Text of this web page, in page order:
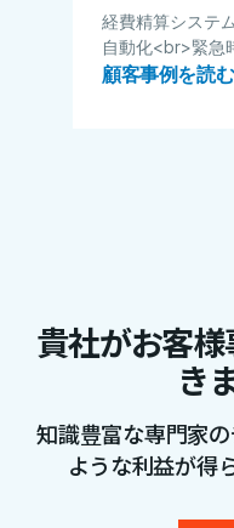
経費精算システ
自動化<br>緊急
顧客事例を読む
貴社がお客
き
知識豊富な専門家
ような利益が得